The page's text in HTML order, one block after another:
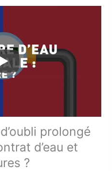
prolongé
d’eau et
?